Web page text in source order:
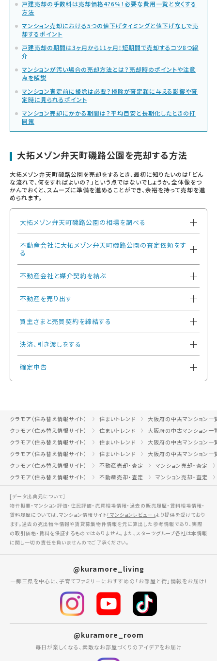
戸建売却の手数料は売却価格4?6％！必要な費用一覧と安くする
方法
マンション売却における5つの値下げタイミングと値下げなしで売
却するポイント
戸建売却の期間は3ヶ月から11ヶ月！短期間で売却するコツ8つ紹
介
マンションが汚い場合の売却方法とは？売却時のポイントや注意
点を解説
マンション査定前に掃除は必要？掃除が査定額に与える影響や査
定時に見られるポイント
マンション売却にかかる期間は？平均目安と長期化したときの打
開策
大拓メゾン弁天町磯路公園を売却する方法
大拓メゾン弁天町磯路公園を売却をするとき、最初に知りたいのは「どん
な流れで、何をすればよいの？」という点ではないでしょうか。全体像をつ
かんでおくと、スムーズに準備を進めることができ、余裕を持って売却を進
められます。
大拓メゾン弁天町磯路公園の相場を調べる
不動産会社に大拓メゾン弁天町磯路公園の査定依頼をす
る
不動産会社と媒介契約を結ぶ
不動産を売り出す
買主さまと売買契約を締結する
決済、引き渡しをする
確定申告
クラモア（住み替え情報サイト） 住まいトレンド
大阪府の中古マンション一
クラモア（住み替え情報サイト）
住まいトレンド
大阪府の中古マンション一
クラモア（住み替え情報サイト）
住まいトレンド
大阪府の中古マンション一
クラモア（住み替え情報サイト）
住まいトレンド
大阪府の中古マンション一
クラモア（住み替え情報サイト）
不動産売却・査定
マンション売却・査定
クラモア（住み替え情報サイト）
不動産売却・査定 マンション売却・査定
[データ出典元について］
物件概要・マンション評価・住民評価・売買相場情報・過去の販売履歴・賃料相場情報・
賃料履歴については、マンション情報サイト「マンションレビュー」より提供を受けており
ます。過去の売出物件情報や賃貸募集物件情報を元に算出した参考情報であり、実際
の取引価格・賃料を保証するものではありません。また、スターツグループ各社は本情報
に関し一切の責任を負いませんのでご了承ください。
@kuramore_living
一都三県を中心に、子育てファミリーにおすすめの「お部屋と街」情報をお届け!
@kuramore_room
毎日が楽しくなる、素敵なお部屋づくりのアイデアをお届け